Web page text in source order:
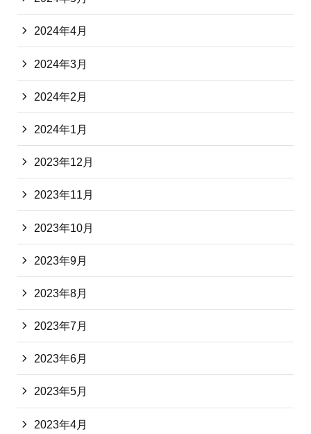
2024年4月
2024年3月
2024年2月
2024年1月
2023年12月
2023年11月
2023年10月
2023年9月
2023年8月
2023年7月
2023年6月
2023年5月
2023年4月